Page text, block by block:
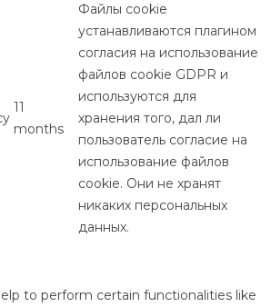
11
months
Файлы cookie
устанавливаются плагином
согласия на использование
файлов cookie GDPR и
используются для
хранения того, дал ли
пользователь согласие на
использование файлов
cookie. Они не хранят
никаких персональных
данных.
to perform certain functionalities like